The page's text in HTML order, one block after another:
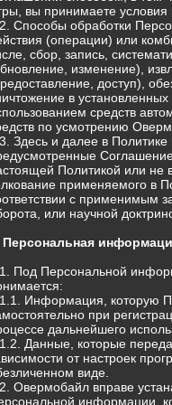
вы принимаете
Способы обработки
(операции) или
сбор, запись,
изменение),
доступ),
в
средств
по усмотрению
Здесь и далее в
Политикой или не
применяемого в
с применимым
или научной
Персональная
Под Персональной
Информация, которую
при
дальнейшего
Данные, которые
от настроек
виде.
Овермобайл вправе
информации,